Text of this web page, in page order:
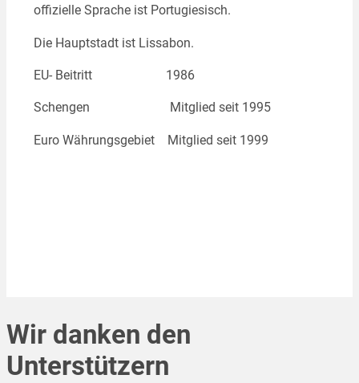
offizielle Sprache ist Portugiesisch.
Die Hauptstadt ist Lissabon.
EU- Beitritt 1986
Schengen Mitglied seit 1995
Euro Währungsgebiet Mitglied seit 1999
Wir danken den
Unterstützern